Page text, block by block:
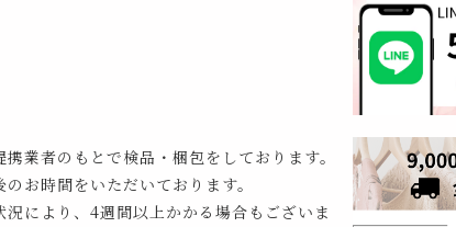
業者のもとで検品・梱包をしております。
お時間をいただいております。
により、4週間以上かかる場合もございま